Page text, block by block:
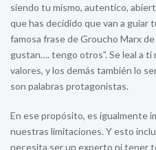
siendo tu mismo, autentico,
que has decidido que van a guiar
famosa frase de Groucho Marx
gustan…. tengo otros”. Se leal a ti
valores, y los demás también lo
son palabras protagonistas.
En ese propósito, es igualmente
nuestras limitaciones. Y esto
necesita ser un experto ni tener